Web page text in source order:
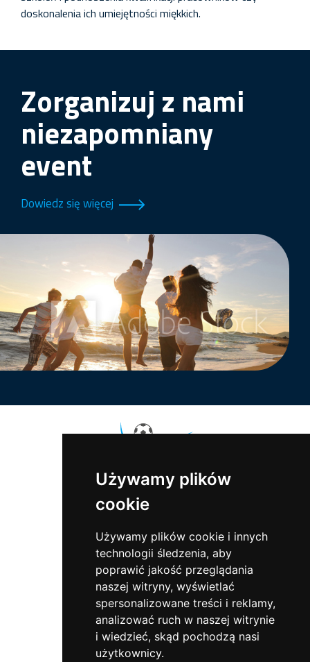
Używamy plików
cookie
Używamy plików cookie i innych
technologii śledzenia, aby
poprawić jakość przeglądania
naszej witryny, wyświetlać
spersonalizowane treści i reklamy,
analizować ruch w naszej witrynie
i wiedzieć, skąd pochodzą nasi
użytkownicy.
doskonalenia ich umiejętności miękkich.
Zorganizuj z nami
niezapomniany
event
Dowiedz się więcej
Sports Events
55-200 Marcinkowice
tel.:+48 71 302 81 81
e-mail:biuro@sportsevents.pl
O nas
Oferta
Aktualności
Kontakt